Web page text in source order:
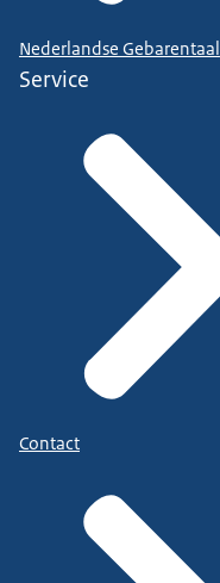
Nederlandse Gebarentaal
Service
Contact